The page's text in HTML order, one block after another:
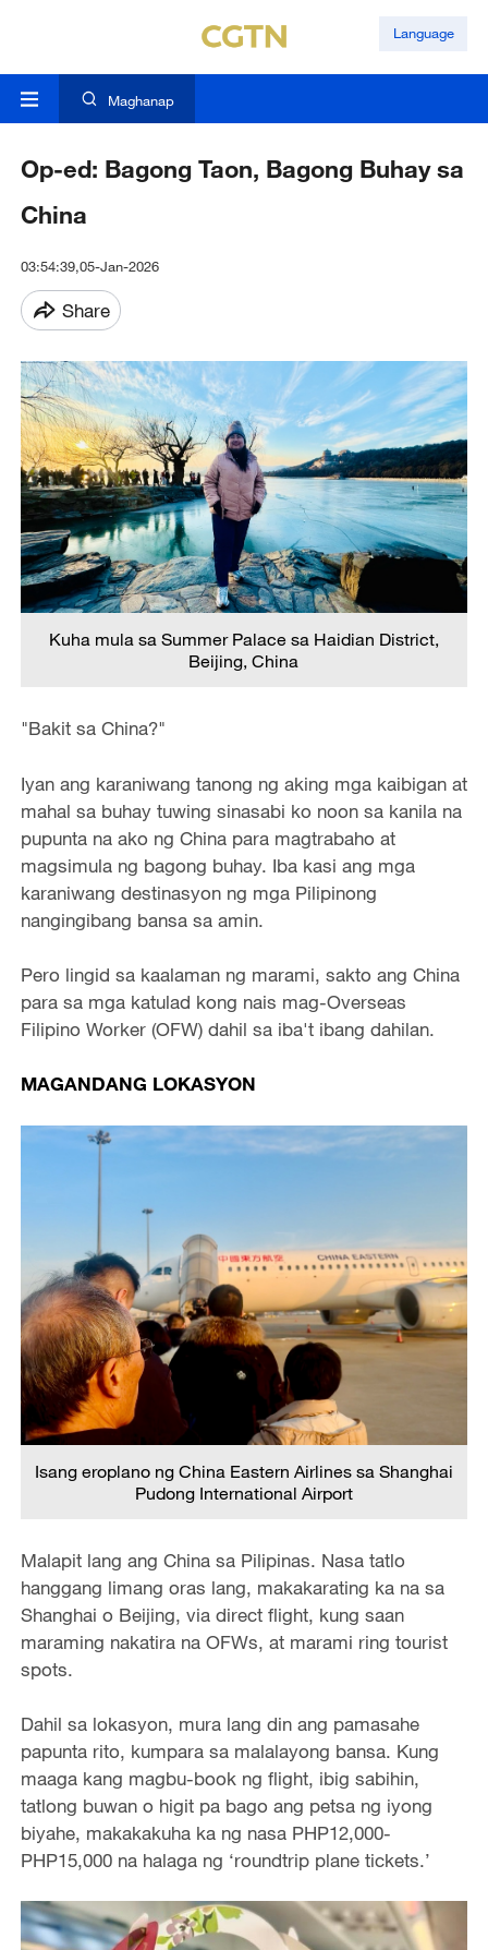
Language
Maghanap
Op-ed: Bagong Taon, Bagong Buhay sa
China
03:54:39,05-Jan-2026
Share
Kuha mula sa Summer Palace sa Haidian District,
Beijing, China
"Bakit sa China?"
Iyan ang karaniwang tanong ng aking mga kaibigan at
mahal sa buhay tuwing sinasabi ko noon sa kanila na
pupunta na ako ng China para magtrabaho at
magsimula ng bagong buhay. Iba kasi ang mga
karaniwang destinasyon ng mga Pilipinong
nangingibang bansa sa amin.
Pero lingid sa kaalaman ng marami, sakto ang China
para sa mga katulad kong nais mag-Overseas
Filipino Worker (OFW) dahil sa iba't ibang dahilan.
MAGANDANG LOKASYON
Isang eroplano ng China Eastern Airlines sa Shanghai
Pudong International Airport
Malapit lang ang China sa Pilipinas. Nasa tatlo
hanggang limang oras lang, makakarating ka na sa
Shanghai o Beijing, via direct flight, kung saan
maraming nakatira na OFWs, at marami ring tourist
spots.
Dahil sa lokasyon, mura lang din ang pamasahe
papunta rito, kumpara sa malalayong bansa. Kung
maaga kang magbu-book ng flight, ibig sabihin,
tatlong buwan o higit pa bago ang petsa ng iyong
biyahe, makakakuha ka ng nasa PHP12,000-
PHP15,000 na halaga ng ‘roundtrip plane tickets.’